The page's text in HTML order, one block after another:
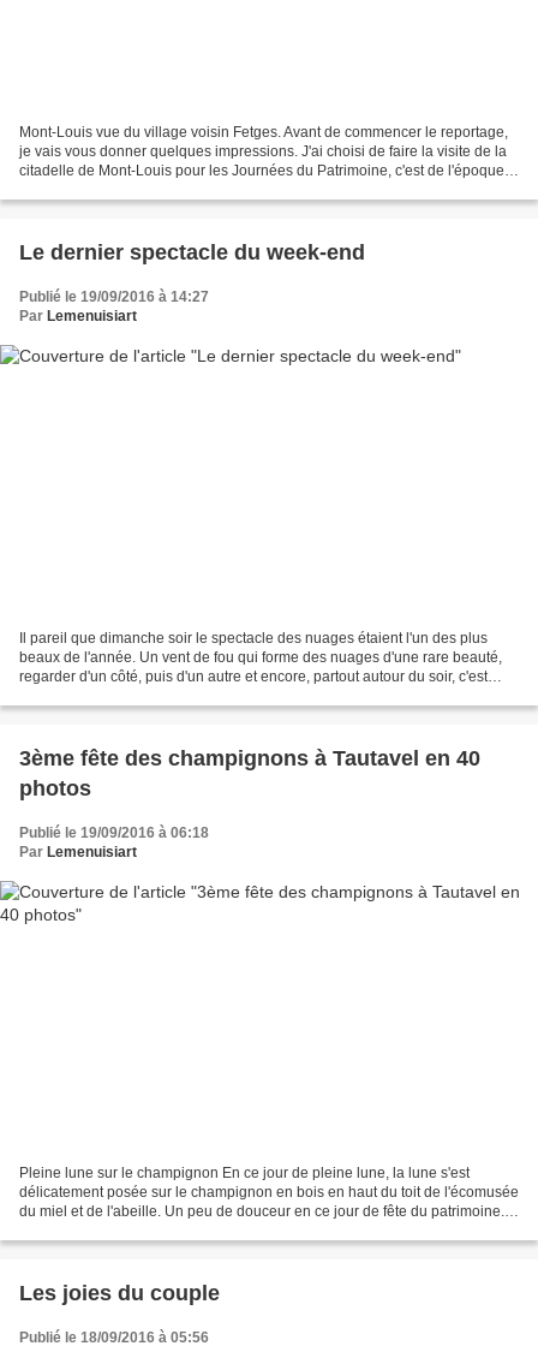
Mont-Louis vue du village voisin Fetges. Avant de commencer le reportage,
je vais vous donner quelques impressions. J'ai choisi de faire la visite de la
citadelle de Mont-Louis pour les Journées du Patrimoine, c'est de l'époque
Le dernier spectacle du week-end
Publié le 19/09/2016 à 14:27
Par Lemenuisiart
Il pareil que dimanche soir le spectacle des nuages étaient l'un des plus
beaux de l'année. Un vent de fou qui forme des nuages d'une rare beauté,
regarder d'un côté, puis d'un autre et encore, partout autour du soir, c'est
3ème fête des champignons à Tautavel en 40
photos
Publié le 19/09/2016 à 06:18
Par Lemenuisiart
Pleine lune sur le champignon En ce jour de pleine lune, la lune s'est
délicatement posée sur le champignon en bois en haut du toit de l'écomusée
du miel et de l'abeille. Un peu de douceur en ce jour de fête du patrimoine.
Les joies du couple
Publié le 18/09/2016 à 05:56